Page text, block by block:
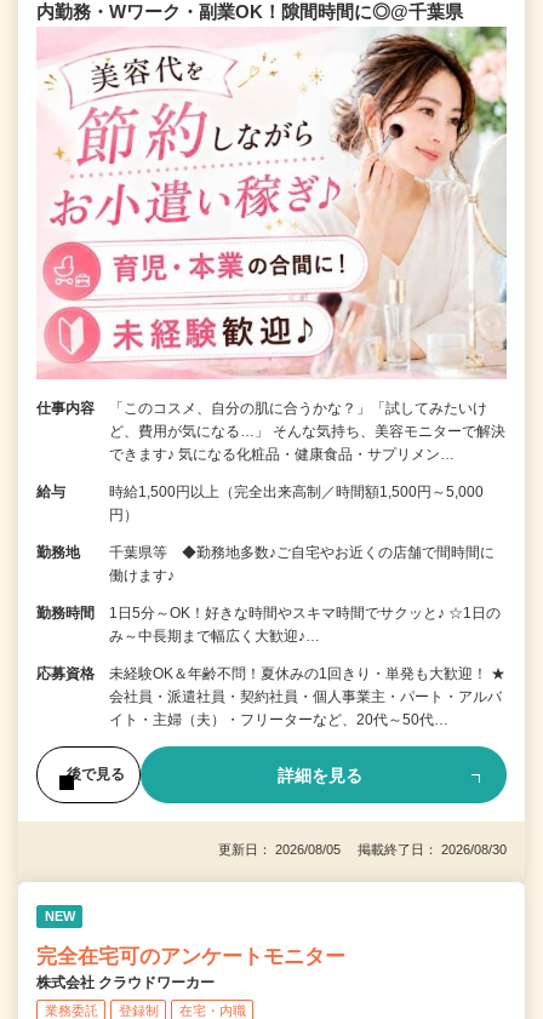
内勤務・Wワーク・副業OK！隙間時間に◎@千葉県
仕事内容
「このコスメ、自分の肌に合うかな？」「試してみたいけ
ど、費用が気になる…」 そんな気持ち、美容モニターで解決
できます♪ 気になる化粧品・健康食品・サプリメン…
給与
時給1,500円以上（完全出来高制／時間額1,500円～5,000
円）
勤務地
千葉県等 ◆勤務地多数♪ご自宅やお近くの店舗で間時間に
働けます♪
勤務時間
1日5分～OK！好きな時間やスキマ時間でサクッと♪ ☆1日の
み～中長期まで幅広く大歓迎♪…
応募資格
未経験OK＆年齢不問！夏休みの1回きり・単発も大歓迎！ ★
会社員・派遣社員・契約社員・個人事業主・パート・アルバ
イト・主婦（夫）・フリーターなど、20代～50代…
後で見る 詳細を見る
更新日： 2026/08/05 掲載終了日： 2026/08/30
NEW
完全在宅可のアンケートモニター
株式会社 クラウドワーカー
業務委託 登録制 在宅・内職